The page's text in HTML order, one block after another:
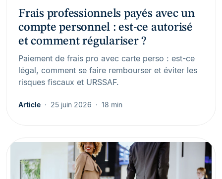
Frais professionnels payés avec un
compte personnel : est-ce autorisé
et comment régulariser ?
Paiement de frais pro avec carte perso : est-ce
légal, comment se faire rembourser et éviter les
risques fiscaux et URSSAF.
Article 25 juin 2026 18 min